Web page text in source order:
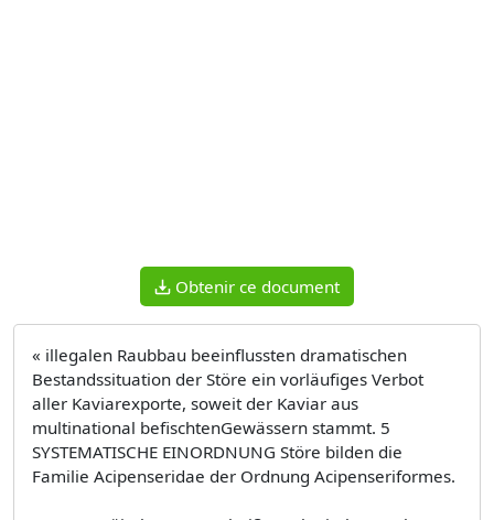
Obtenir ce document
« illegalen Raubbau beeinflussten dramatischen
Bestandssituation der Störe ein vorläufiges Verbot
aller Kaviarexporte, soweit der Kaviar aus
multinational befischtenGewässern stammt. 5
SYSTEMATISCHE EINORDNUNG Störe bilden die
Familie Acipenseridae der Ordnung Acipenseriformes.